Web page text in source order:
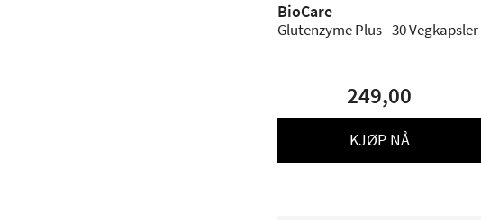
BioCare
Glutenzyme Plus - 30 Vegkapsler
249,00
KJØP NÅ